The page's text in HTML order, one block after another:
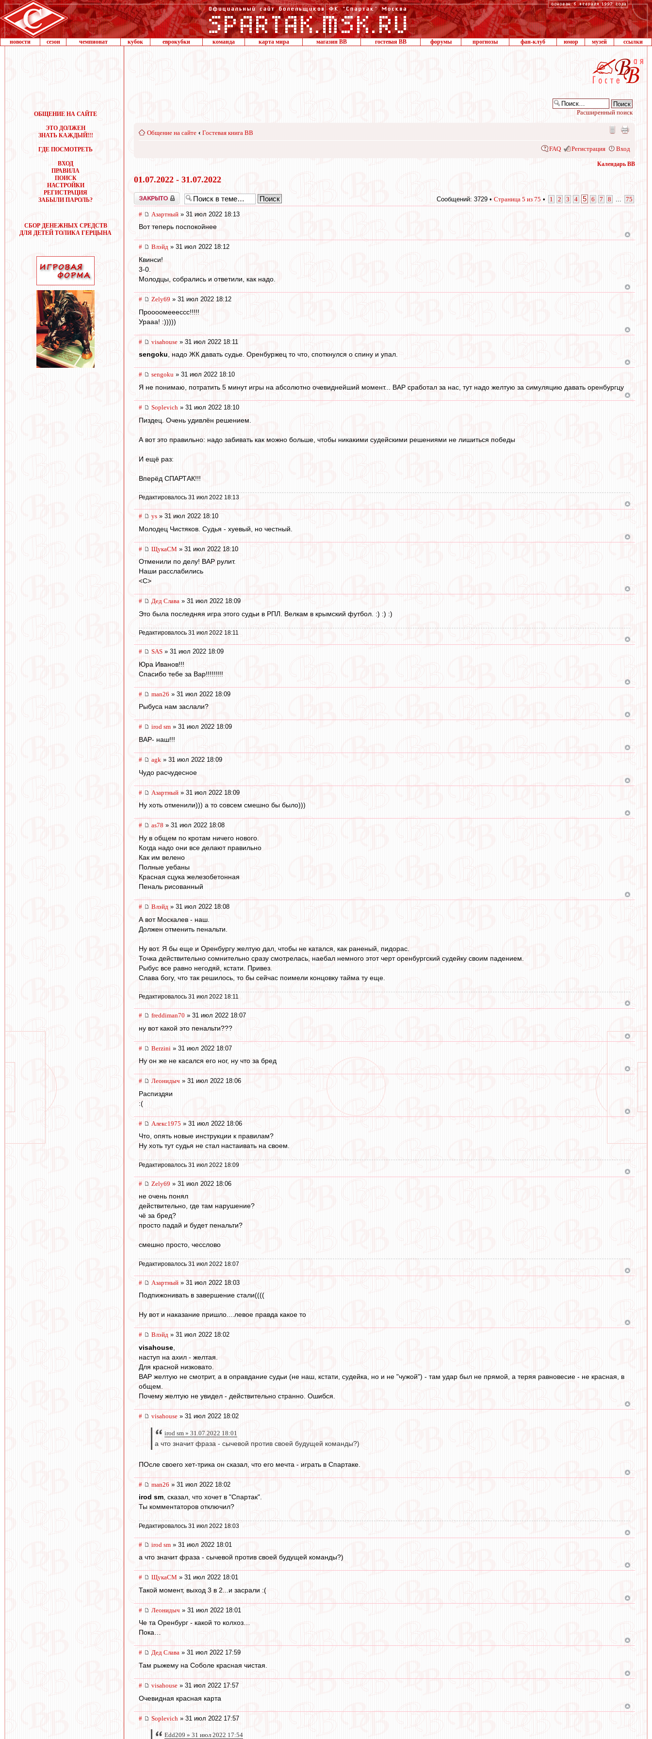
новости сезон чемпионат кубок еврокубки команда карта мира магазин ВВ гостевая ВВ форумы прогнозы фан-клуб юмор музей ссылки
ОБЩЕНИЕ НА САЙТЕ
ЭТО ДОЛЖЕН
ЗНАТЬ КАЖДЫЙ!!!
ГДЕ ПОСМОТРЕТЬ
ВХОД
ПРАВИЛА
ПОИСК
НАСТРОЙКИ
РЕГИСТРАЦИЯ
ЗАБЫЛИ ПАРОЛЬ?
СБОР ДЕНЕЖНЫХ СРЕДСТВ
ДЛЯ ДЕТЕЙ ТОЛИКА ГЕРЦЫНА
Расширенный поиск
Общение на сайте ‹ Гостевая книга ВВ
FAQ Регистрация Вход
Календарь ВВ
01.07.2022 - 31.07.2022
Закрыто Сообщений: 3729 • Страница 5 из 75 • 1 2 3 4 5 6 7 8 75
# Азартный » 31 июл 2022 18:13
Вот теперь поспокойнее
# Влэйд » 31 июл 2022 18:12
Квинси!
3-0.
Молодцы, собрались и ответили, как надо.
# Zely69 » 31 июл 2022 18:12
Проооомееессс!!!!!
Урааа! :)))))
# visahouse » 31 июл 2022 18:11
sengoku, надо ЖК давать судье. Оренбуржец то что, споткнулся о спину и упал.
# sengoku » 31 июл 2022 18:10
Я не понимаю, потратить 5 минут игры на абсолютно очевиднейший момент... ВАР сработал за нас, тут надо желтую за симуляцию давать оренбургцу
# Soplevich » 31 июл 2022 18:10
Пиздец. Очень удивлён решением.
А вот это правильно: надо забивать как можно больше, чтобы никакими судейскими решениями не лишиться победы
И ещё раз:
Вперёд СПАРТАК!!!
Редактировалось 31 июл 2022 18:13
# ys » 31 июл 2022 18:10
Молодец Чистяков. Судья - хуевый, но честный.
# ЩукаСМ » 31 июл 2022 18:10
Отменили по делу! ВАР рулит.
Наши расслабились
<C>
# Дед Слава » 31 июл 2022 18:09
Это была последняя игра этого судьи в РПЛ. Велкам в крымский футбол. :) :) :)
Редактировалось 31 июл 2022 18:11
# SAS » 31 июл 2022 18:09
Юра Иванов!!!
Спасибо тебе за Вар!!!!!!!!!
# man26 » 31 июл 2022 18:09
Рыбуса нам заслали?
# irod sm » 31 июл 2022 18:09
ВАР- наш!!!
# agk » 31 июл 2022 18:09
Чудо расчудесное
# Азартный » 31 июл 2022 18:09
Ну хоть отменили))) а то совсем смешно бы было)))
# as78 » 31 июл 2022 18:08
Ну в общем по кротам ничего нового.
Когда надо они все делают правильно
Как им велено
Полные уебаны
Красная сцука железобетонная
Пеналь рисованный
# Влэйд » 31 июл 2022 18:08
А вот Москалев - наш.
Должен отменить пенальти.
Ну вот. Я бы еще и Оренбургу желтую дал, чтобы не катался, как раненый, пидорас.
Точка действительно сомнительно сразу смотрелась, наебал немного этот черт оренбургский судейку своим падением.
Рыбус все равно негодяй, кстати. Привез.
Слава богу, что так решилось, то бы сейчас поимели концовку тайма ту еще.
Редактировалось 31 июл 2022 18:11
# freddiman70 » 31 июл 2022 18:07
ну вот какой это пенальти???
# Berzini » 31 июл 2022 18:07
Ну он же не касался его ног, ну что за бред
# Леонидыч » 31 июл 2022 18:06
Распиздяи
:(
# Алекс1975 » 31 июл 2022 18:06
Что, опять новые инструкции к правилам?
Ну хоть тут судья не стал настаивать на своем.
Редактировалось 31 июл 2022 18:09
# Zely69 » 31 июл 2022 18:06
не очень понял
действительно, где там нарушение?
чё за бред?
просто падай и будет пенальти?
смешно просто, чесслово
Редактировалось 31 июл 2022 18:07
# Азартный » 31 июл 2022 18:03
Подпижонивать в завершение стали((((
Ну вот и наказание пришло....левое правда какое то
# Влэйд » 31 июл 2022 18:02
visahouse
наступ на ахил - желтая.
Для красной низковато.
ВАР желтую не смотрит, а в оправдание судьи (не наш, кстати, судейка, но и не "чужой") - там удар был не прямой, а теряя равновесие - не красная, в
общем.
Почему желтую не увидел - действительно странно. Ошибся.
# visahouse » 31 июл 2022 18:02
irod sm » 31.07.2022 18:01
а что значит фраза - сычевой против своей будущей команды?)
ПОсле своего хет-трика он сказал, что его мечта - играть в Спартаке.
# man26 » 31 июл 2022 18:02
irod sm , сказал, что хочет в "Спартак".
Ты комментаторов отключил?
Редактировалось 31 июл 2022 18:03
# irod sm » 31 июл 2022 18:01
а что значит фраза - сычевой против своей будущей команды?)
# ЩукаСМ » 31 июл 2022 18:01
Такой момент, выход 3 в 2...и засрали :(
# Леонидыч » 31 июл 2022 18:01
Че та Оренбург - какой то колхоз…
Пока…
# Дед Слава » 31 июл 2022 17:59
Там рыжему на Соболе красная чистая.
# visahouse » 31 июл 2022 17:57
Очевидная красная карта
# Soplevich » 31 июл 2022 17:57
Edd209 » 31 июл 2022 17:54